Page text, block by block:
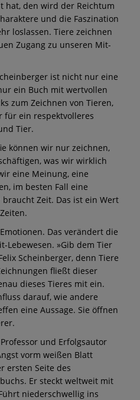
hat, den wird der Reichtum
und die Faszination
loslassen. Tiere zeichnen
Zugang zu unseren Mit-
ist nicht nur eine
ein Buch mit wertvollen
zum Zeichnen von Tieren,
für ein respektvolleres
Tier.
können wir nur zeichnen,
was wir wirklich
eine Meinung, eine
im besten Fall eine
Zeit. Das ist ein Wert
Das verändert die
Lebewesen. »Gib dem Tier
Scheinberger, denn Tiere
fließt dieser
dieses Tieres mit ein.
darauf, wie andere
eine Aussage. Sie öffnen
und Erfolgsautor
vorm weißen Blatt
ersten Seite des
Er steckt weltweit mit
niederschwellig ins